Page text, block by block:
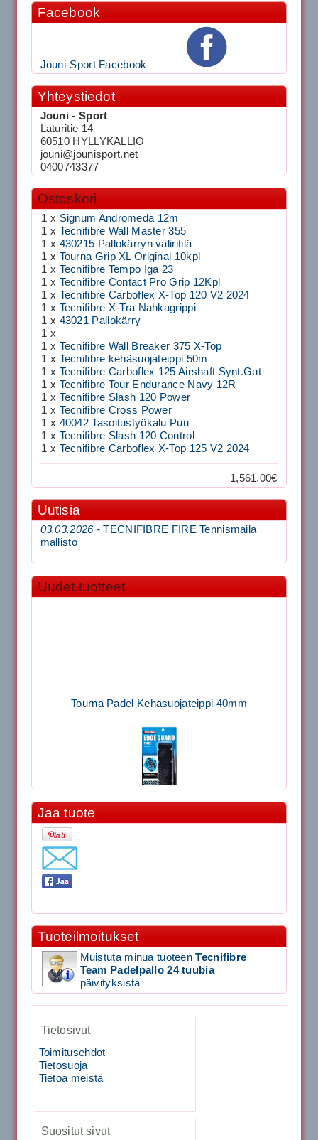
Facebook
Jouni-Sport Facebook
Yhteystiedot
Jouni - Sport
Laturitie 14
60510 HYLLYKALLIO
jouni@jounisport.net
0400743377
Ostoskori
1 x Signum Andromeda 12m
1 x Tecnifibre Wall Master 355
1 x 430215 Pallokärryn väliritilä
1 x Tourna Grip XL Original 10kpl
1 x Tecnifibre Tempo Iga 23
1 x Tecnifibre Contact Pro Grip 12Kpl
1 x Tecnifibre Carboflex X-Top 120 V2 2024
1 x Tecnifibre X-Tra Nahkagrippi
1 x 43021 Pallokärry
1 x
1 x Tecnifibre Wall Breaker 375 X-Top
1 x Tecnifibre kehäsuojateippi 50m
1 x Tecnifibre Carboflex 125 Airshaft Synt.Gut
1 x Tecnifibre Tour Endurance Navy 12R
1 x Tecnifibre Slash 120 Power
1 x Tecnifibre Cross Power
1 x 40042 Tasoitustyökalu Puu
1 x Tecnifibre Slash 120 Control
1 x Tecnifibre Carboflex X-Top 125 V2 2024
1,561.00€
Uutisia
03.03.2026 -TECNIFIBRE FIRE Tennismaila
mallisto
Uudet tuotteet
Tourna Padel Kehäsuojateippi 40mm
Signum S-7000 Jännityskone (Pöytämalli)
1,650.00€
SIGNUM S-7000 &...
Signum S-7000 Jännityskone (Jalustamalli)
40883 Harjasosa hiekkanurmiharjaan
29.00€
Vaihto harjasosa hie...
Jaa tuote
Tuoteilmoitukset
Muistuta minua tuoteenTecnifibre
Team Padelpallo 24 tuubia
päivityksistä
Tietosivut
Toimitusehdot
Tietosuoja
Tietoa meistä
Suositut sivut